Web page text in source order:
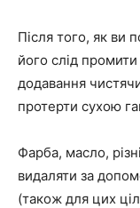
Після того, як ви
його слід
додавання
протерти сухою
Фарба, масло,
видаляти за
(також для цих